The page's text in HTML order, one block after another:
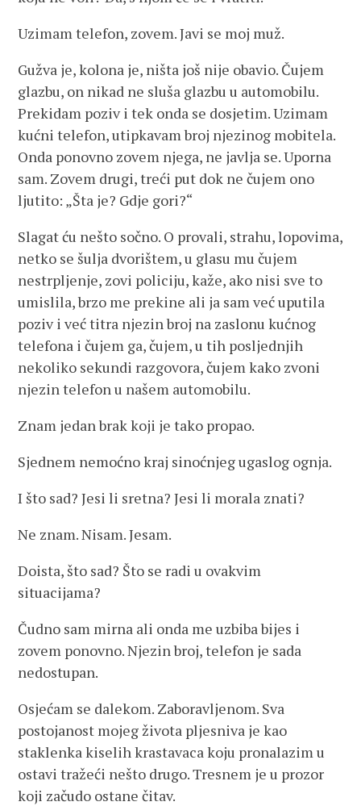
Uzimam telefon, zovem. Javi se moj muž.
Gužva je, kolona je, ništa još nije obavio. Čujem
glazbu, on nikad ne sluša glazbu u automobilu.
Prekidam poziv i tek onda se dosjetim. Uzimam
kućni telefon, utipkavam broj njezinog mobitela.
Onda ponovno zovem njega, ne javlja se. Uporna
sam. Zovem drugi, treći put dok ne čujem ono
ljutito: „Šta je? Gdje gori?“
Slagat ću nešto sočno. O provali, strahu, lopovima,
netko se šulja dvorištem, u glasu mu čujem
nestrpljenje, zovi policiju, kaže, ako nisi sve to
umislila, brzo me prekine ali ja sam već uputila
poziv i već titra njezin broj na zaslonu kućnog
telefona i čujem ga, čujem, u tih posljednjih
nekoliko sekundi razgovora, čujem kako zvoni
njezin telefon u našem automobilu.
Znam jedan brak koji je tako propao.
Sjednem nemoćno kraj sinoćnjeg ugaslog ognja.
I što sad? Jesi li sretna? Jesi li morala znati?
Ne znam. Nisam. Jesam.
Doista, što sad? Što se radi u ovakvim
situacijama?
Čudno sam mirna ali onda me uzbiba bijes i
zovem ponovno. Njezin broj, telefon je sada
nedostupan.
Osjećam se dalekom. Zaboravljenom. Sva
postojanost mojeg života pljesniva je kao
staklenka kiselih krastavaca koju pronalazim u
ostavi tražeći nešto drugo. Tresnem je u prozor
koji začudo ostane čitav.